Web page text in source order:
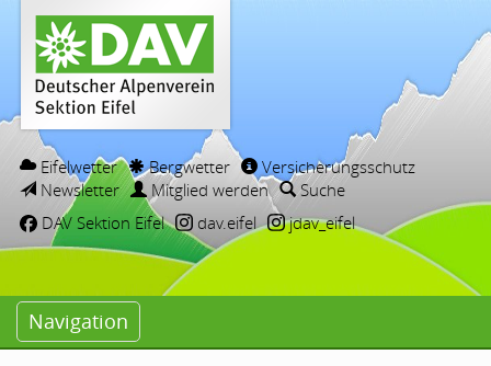
Eifelwetter Bergwetter
Versicherungsschutz
Newsletter
Mitglied werden
Suche
DAV Sektion Eifel
dav.eifel jdav_eifel
Navigation